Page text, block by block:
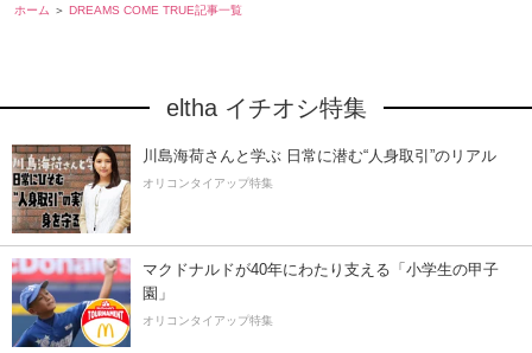
ホーム DREAMS COME TRUE記事一覧
eltha イチオシ特集
川島海荷さんと学ぶ 日常に潜む“人身取引”のリアル
オリコンタイアップ特集
マクドナルドが40年にわたり支える「小学生の甲子
園」
オリコンタイアップ特集